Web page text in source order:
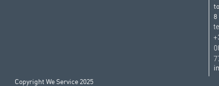
8
Copyright We Service 2025